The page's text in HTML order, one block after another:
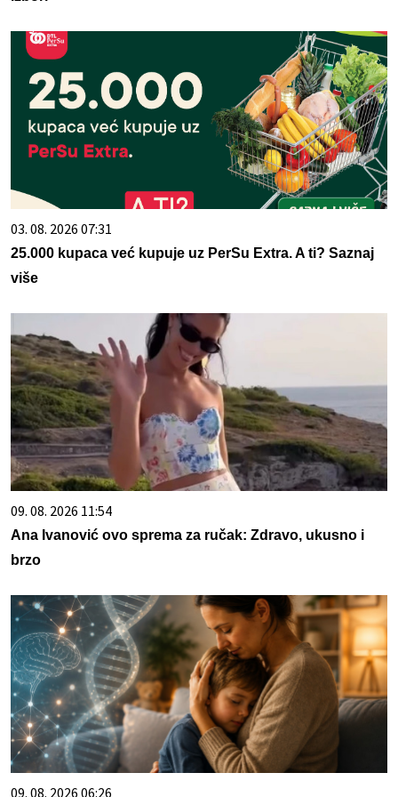
03. 08. 2026 07:31
25.000 kupaca već kupuje uz PerSu Extra. A ti? Saznaj
više
09. 08. 2026 11:54
Ana Ivanović ovo sprema za ručak: Zdravo, ukusno i
brzo
09. 08. 2026 06:26